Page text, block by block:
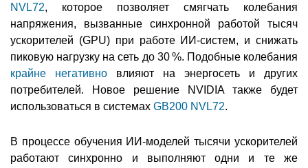
NVL72, которое позволяет смягчать колебания
напряжения, вызванные синхронной работой тысяч
ускорителей (GPU) при работе ИИ-систем, и снижать
пиковую нагрузку на сеть до 30 %. Подобные колебания
крайне негативно влияют на энергосеть и других
потребителей. Новое решение NVIDIA также будет
использоваться в системах GB200 NVL72.
В процессе обучения ИИ-моделей тысячи ускорителей
работают синхронно и выполняют одни и те же